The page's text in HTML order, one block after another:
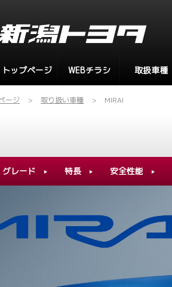
トップページ WEBチラシ 取扱車種
ージ 取り扱い車種 MIRAI
レード 特長 安全性能